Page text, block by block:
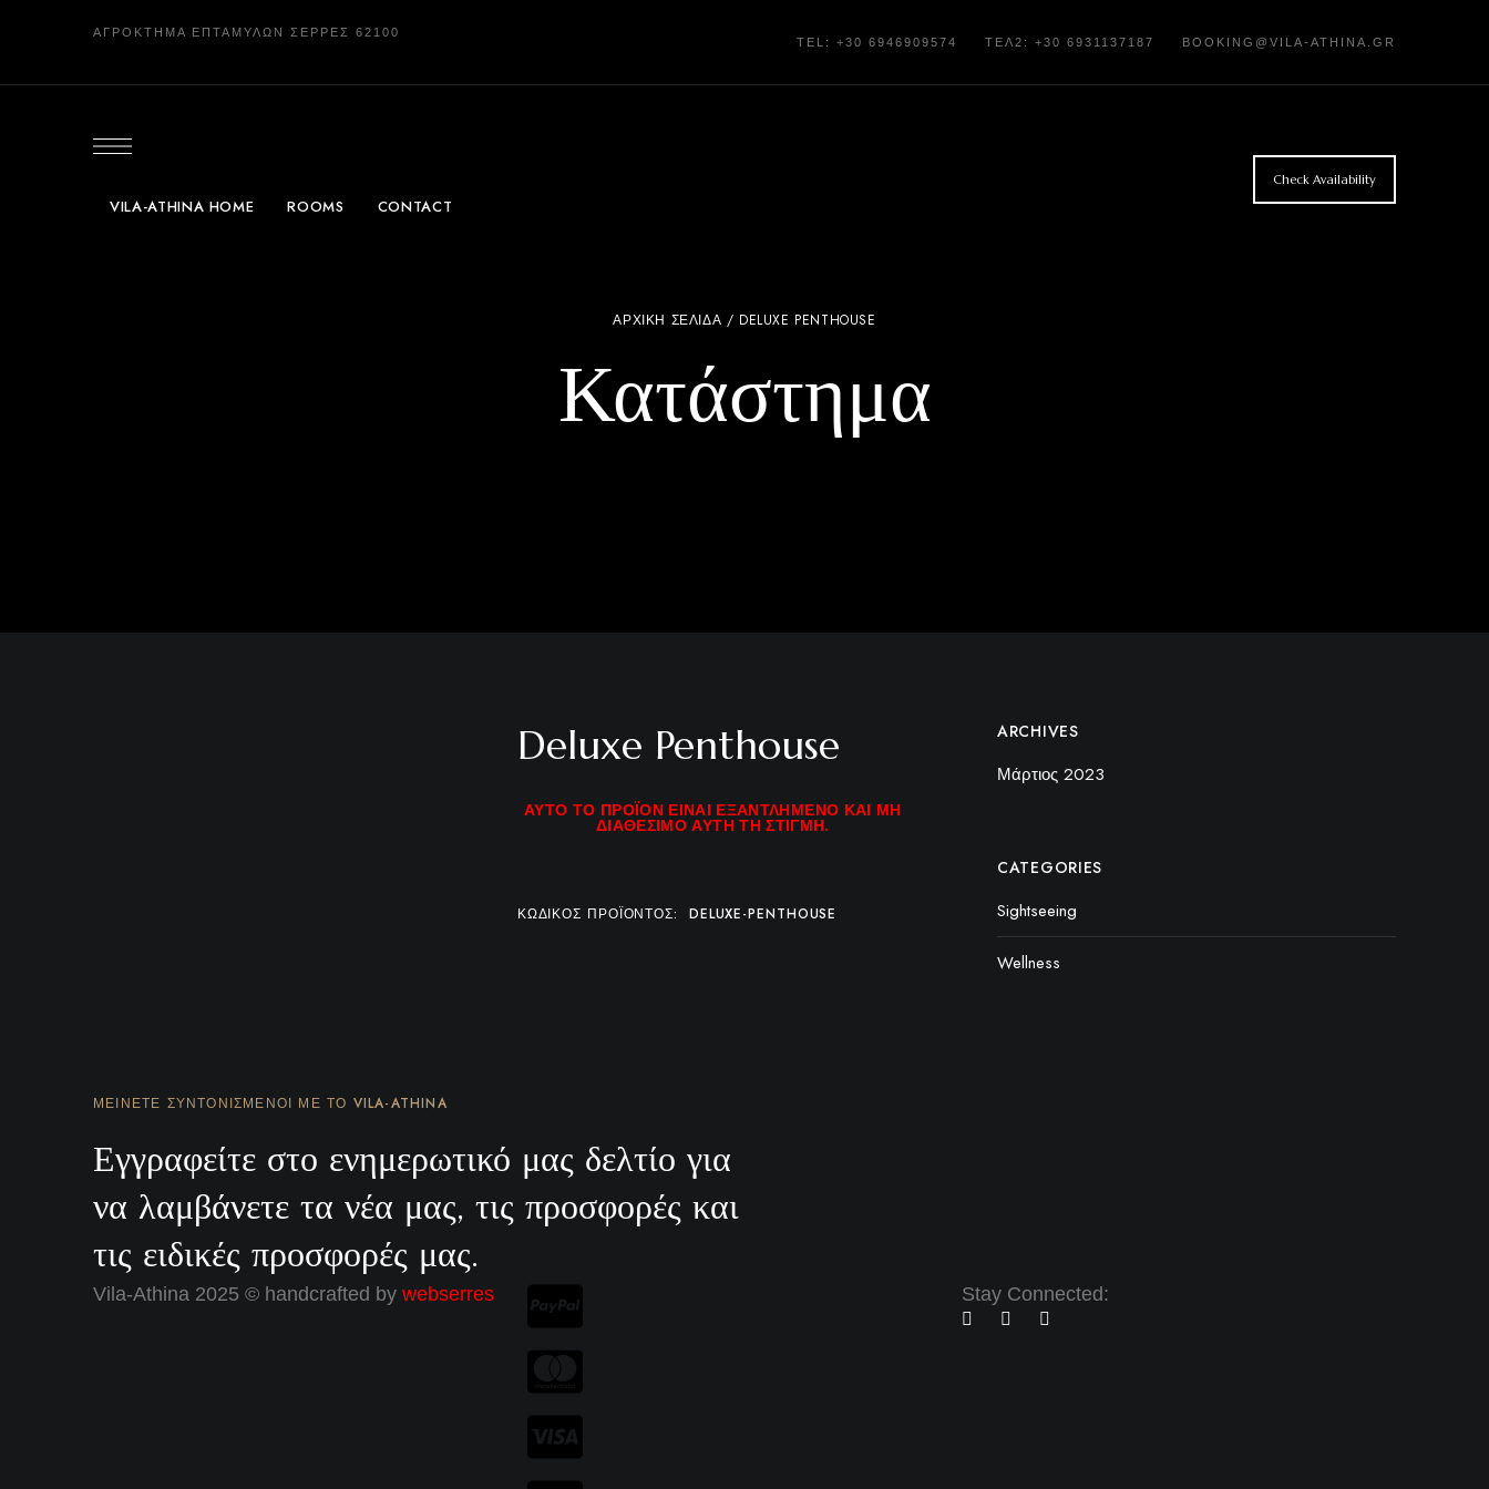
ΑΓΡΟΚΤΗΜΑ ΕΠΤΑΜΥΛΩΝ ΣΕΡΡΕΣ 62100
TEL: +30 6946909574 ΤΕΛ2: +30 6931137187 BOOKING@VILA-ATHINA.GR
VILA-ATHINA HOME ROOMS CONTACT
Check Availability
ΑΡΧΙΚΉ ΣΕΛΊΔΑ / DELUXE PENTHOUSE
Κατάστημα
Deluxe Penthouse
ΑΥΤΌ ΤΟ ΠΡΟΪΌΝ ΕΊΝΑΙ ΕΞΑΝΤΛΗΜΈΝΟ ΚΑΙ ΜΗ
ΔΙΑΘΈΣΙΜΟ ΑΥΤΉ ΤΗ ΣΤΙΓΜΉ.
ΚΩΔΙΚΌΣ ΠΡΟΪΌΝΤΟΣ: DELUXE-PENTHOUSE
ARCHIVES
Μάρτιος 2023
CATEGORIES
Sightseeing
Wellness
ΜΕΊΝΕΤΕ ΣΥΝΤΟΝΙΣΜΈΝΟΙ ΜΕ ΤΟ VILA-ATHINA
Εγγραφείτε στο ενημερωτικό μας δελτίο για
να λαμβάνετε τα νέα μας, τις προσφορές και
τις ειδικές προσφορές μας.
Vila-Athina 2025 © handcrafted by webserres Stay Connected: